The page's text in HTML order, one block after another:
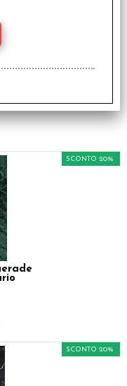
SCONTO 20%
SCONTO 20%